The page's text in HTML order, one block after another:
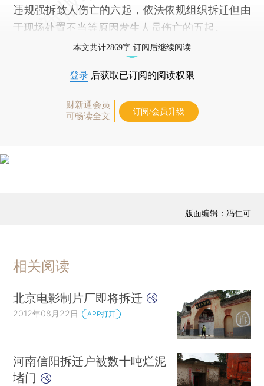
违规强拆致人伤亡的六起，依法依规组织拆迁但由
于现场处置不当等原因发生人员伤亡的五起。
本文共计2869字 订阅后继续阅读
登录 后获取已订阅的阅读权限
财新通会员
可畅读全文
订阅/会员升级
版面编辑：冯仁可
相关阅读
北京电影制片厂即将拆迁
2012年08月22日 APP打开
河南信阳拆迁户被数十吨烂泥
堵门